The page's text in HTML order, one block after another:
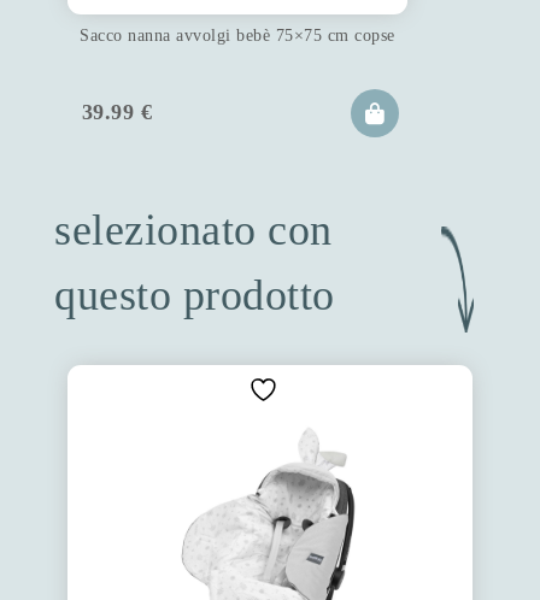
Sacco nanna avvolgi bebè 75×75 cm copse
39.99 €
selezionato con
questo prodotto